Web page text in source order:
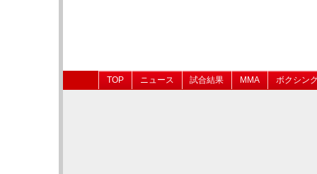
TOP ニュース 試合結果 MMA ボクシン